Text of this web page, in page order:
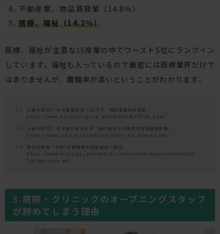
不動産業、物品賃貸業（14.8％）
医療、福祉（14.2％）
医療、福祉が主要な15産業の中でワースト5位にランクイン
しています。福祉も入っているので厳密には医療業界だけで
はありませんが、離職率が高いということがわかります。
※1 公益社団法人 日本看護協会「2020年 病院看護自体調査」
https://www.nurse.or.jp/up_pdf/20210326145700_f.pdf
※2 公益社団法人 日本歯科衛生士会「​​歯科衛生士の勤務実態調査報告書」
https://www.jdha.or.jp/pdf/outline/r2-dh_hokoku.pdf
※3 厚生労働省「令和2年雇用動向調査結果の概況」
https://www.mhlw.go.jp/toukei/itiran/roudou/koyou/doukou/21-
2/dl/gaikyou.pdf
病院・クリニックのオープニングスタッフ
が辞めてしまう理由